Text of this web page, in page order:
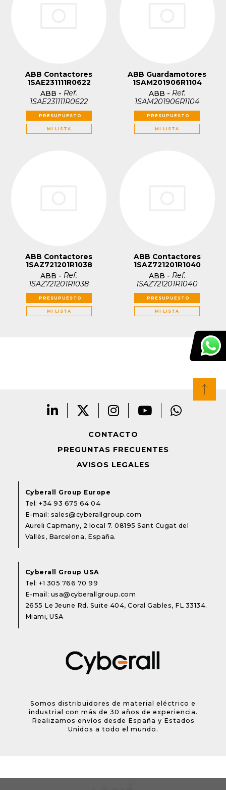
ABB Contactores
1SAE231111R0622
ABB - Ref.
1SAE231111R0622
PRESUPUESTO
MI LISTA
ABB Guardamotores
1SAM201906R1104
ABB - Ref.
1SAM201906R1104
PRESUPUESTO
MI LISTA
ABB Contactores
1SAZ721201R1038
ABB - Ref.
1SAZ721201R1038
PRESUPUESTO
MI LISTA
ABB Contactores
1SAZ721201R1040
ABB - Ref.
1SAZ721201R1040
PRESUPUESTO
MI LISTA
CONTACTO
PREGUNTAS FRECUENTES
AVISOS LEGALES
Cyberall Group Europe
Tel:+34 93 675 64 04
E-mail: sales@cyberallgroup.com
Aureli Capmany, 2 local 7. 08195 Sant Cugat del
Vallès, Barcelona, España.
Cyberall Group USA
Tel:+1 305 766 70 99
E-mail: usa@cyberallgroup.com
2655 Le Jeune Rd. Suite 404, Coral Gables, FL 33134.
Miami, USA
Somos distribuidores de material eléctrico e
industrial con más de 30 años de experiencia.
Realizamos envíos desde España y Estados
Unidos a todo el mundo.